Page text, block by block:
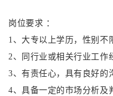
岗位要求 ：
1、大专以上学历，性别不
2、同行业或相关行业工作
3、有责任心，具有良好的
4、具备一定的市场分析及